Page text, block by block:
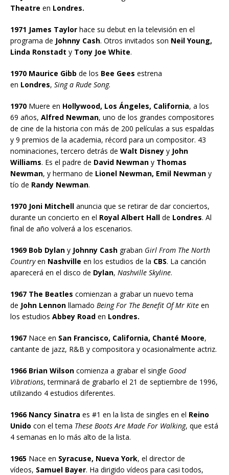
Theatre en Londres.
1971 James Taylor hace su debut en la televisión en el
programa de Johnny Cash. Otros invitados son Neil Young,
Linda Ronstadt y Tony Joe White.
1970 Maurice Gibb de los Bee Gees estrena
en Londres, Sing a Rude Song.
1970 Muere en Hollywood, Los Ángeles, California, a los
69 años, Alfred Newman, uno de los grandes compositores
de cine de la historia con más de 200 películas a sus espaldas
y 9 premios de la academia, récord para un compositor. 43
nominaciones, tercero detrás de Walt Disney y John
Williams. Es el padre de David Newman y Thomas
Newman, y hermano de Lionel Newman, Emil Newman y
tío de Randy Newman.
1970 Joni Mitchell anuncia que se retirar de dar conciertos,
durante un concierto en el Royal Albert Hall de Londres. Al
final de año volverá a los escenarios.
1969 Bob Dylan y Johnny Cash graban Girl From The North
Countryen Nashville en los estudios de la CBS. La canción
aparecerá en el disco de Dylan, Nashville Skyline.
1967 The Beatles comienzan a grabar un nuevo tema
de John Lennon llamado Being For The Benefit Of Mr Kite en
los estudios Abbey Road en Londres.
1967 Nace en San Francisco, California, Chanté Moore,
cantante de jazz, R&B y compositora y ocasionalmente actriz.
1966 Brian Wilson comienza a grabar el single Good
Vibrations, terminará de grabarlo el 21 de septiembre de 1996,
utilizando 4 estudios diferentes.
1966 Nancy Sinatra es #1 en la lista de singles en el Reino
Unido con el tema These Boots Are Made For Walking, que está
4 semanas en lo más alto de la lista.
1965 Nace en Syracuse, Nueva York, el director de
vídeos, Samuel Bayer. Ha dirigido vídeos para casi todos,